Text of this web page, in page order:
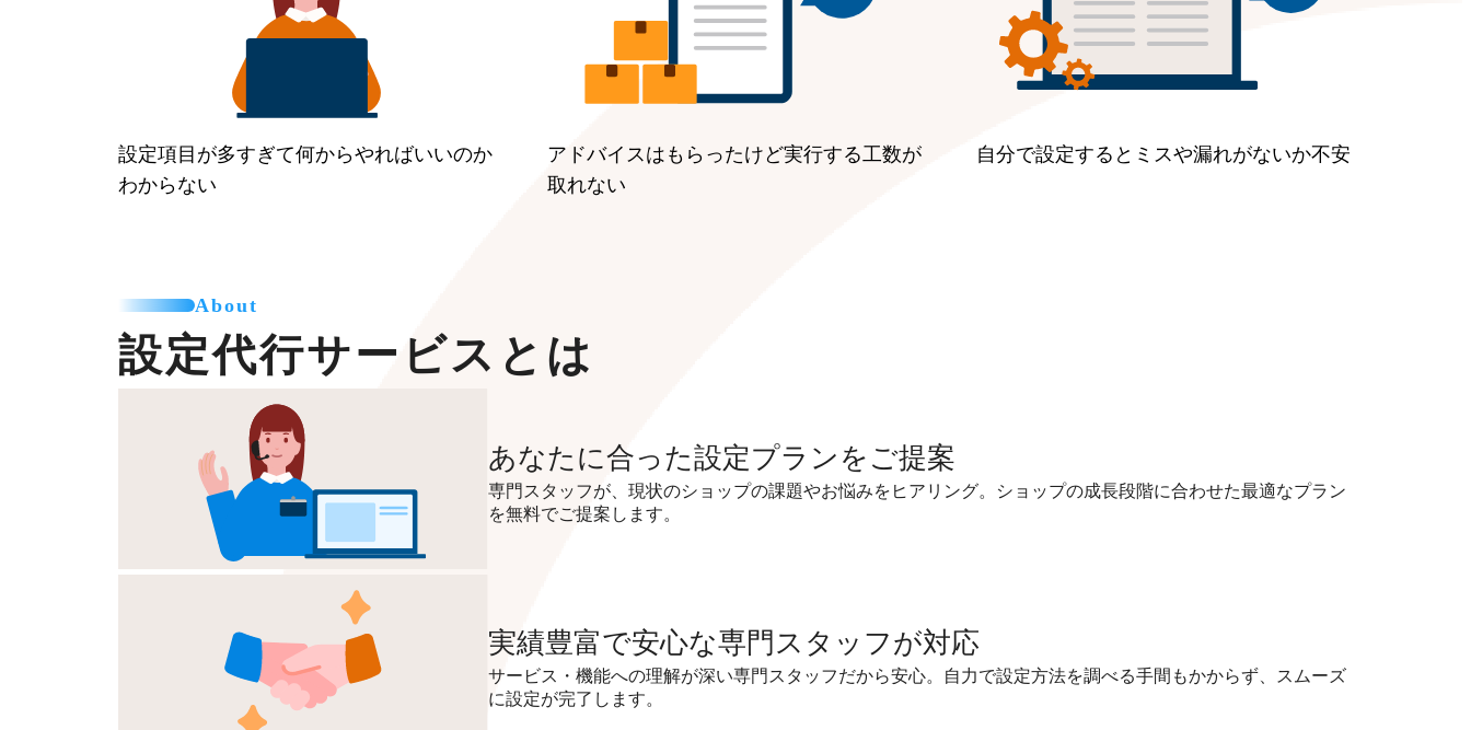
設定項目が多すぎて何からやればいいのか
わからない
アドバイスはもらったけど実行する工数が
取れない
自分で設定するとミスや漏れがないか不安
About
設定代行サービスとは
あなたに合った設定プランをご提案
専門スタッフが、現状のショップの課題やお悩みをヒアリング。ショップの成長段階に合わせた最適なプラン
を無料でご提案します。
実績豊富で安心な専門スタッフが対応
サービス・機能への理解が深い専門スタッフだから安心。自力で設定方法を調べる手間もかからず、スムーズ
に設定が完了します。